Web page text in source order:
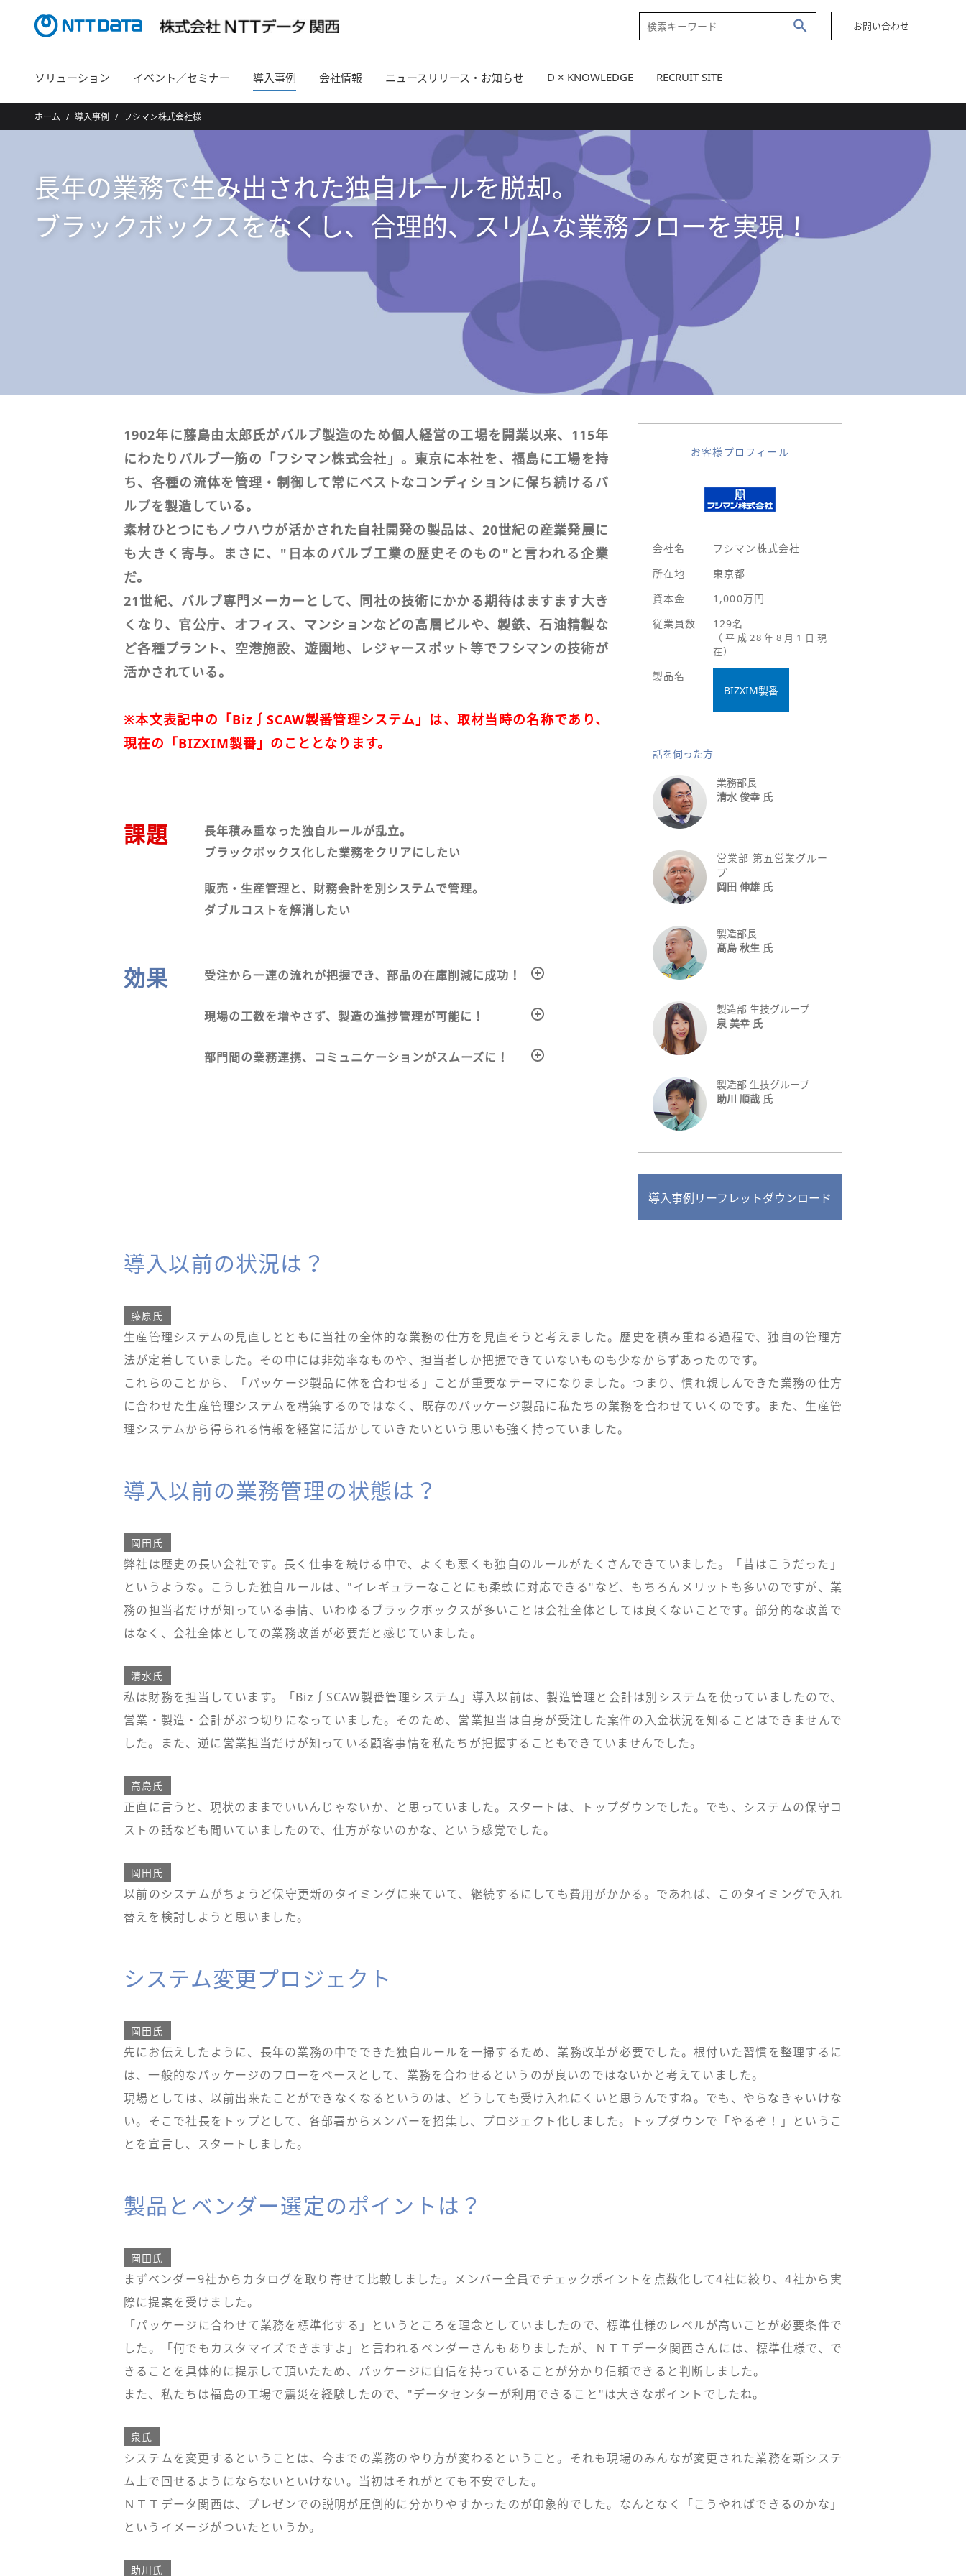
お問い合わせ
ソリューション イベント／セミナー 導入事例 会社情報 ニュースリリース・お知らせ D × KNOWLEDGE RECRUIT SITE
ホーム 導入事例 フシマン株式会社様
長年の業務で生み出された独自ルールを脱却。
ブラックボックスをなくし、合理的、スリムな業務フローを実現！
1902年に藤島由太郎氏がバルブ製造のため個人経営の工場を開業以来、115年
にわたりバルブ一筋の「フシマン株式会社」。東京に本社を、福島に工場を持
ち、各種の流体を管理・制御して常にベストなコンディションに保ち続けるバ
ルブを製造している。
素材ひとつにもノウハウが活かされた自社開発の製品は、20世紀の産業発展に
も大きく寄与。まさに、"日本のバルブ工業の歴史そのもの"と言われる企業
だ。
21世紀、バルブ専門メーカーとして、同社の技術にかかる期待はますます大き
くなり、官公庁、オフィス、マンションなどの高層ビルや、製鉄、石油精製な
ど各種プラント、空港施設、遊園地、レジャースポット等でフシマンの技術が
活かされている。
※本文表記中の「Biz∫SCAW製番管理システム」は、取材当時の名称であり、
現在の「BIZXIM製番」のこととなります。
課題
長年積み重なった独自ルールが乱立。
ブラックボックス化した業務をクリアにしたい
販売・生産管理と、財務会計を別システムで管理。
ダブルコストを解消したい
効果 受注から一連の流れが把握でき、部品の在庫削減に成功！
現場の工数を増やさず、製造の進捗管理が可能に！
部門間の業務連携、コミュニケーションがスムーズに！
お客様プロフィール
会社名
フシマン株式会社
所在地
東京都
資本金
1,000万円
従業員数
129名
（平成28年8月1日現
在）
製品名
BIZXIM製番
話を伺った方
業務部長
清水 俊幸 氏
営業部 第五営業グルー
プ
岡田 伸雄 氏
製造部長
髙島 秋生 氏
製造部 生技グループ
泉 美幸 氏
製造部 生技グループ
助川 順哉 氏
導入事例リーフレットダウンロード
導入以前の状況は？
藤原氏
生産管理システムの見直しとともに当社の全体的な業務の仕方を見直そうと考えました。歴史を積み重ねる過程で、独自の管理方
法が定着していました。その中には非効率なものや、担当者しか把握できていないものも少なからずあったのです。
これらのことから、「パッケージ製品に体を合わせる」ことが重要なテーマになりました。つまり、慣れ親しんできた業務の仕方
に合わせた生産管理システムを構築するのではなく、既存のパッケージ製品に私たちの業務を合わせていくのです。また、生産管
理システムから得られる情報を経営に活かしていきたいという思いも強く持っていました。
導入以前の業務管理の状態は？
岡田氏
弊社は歴史の長い会社です。長く仕事を続ける中で、よくも悪くも独自のルールがたくさんできていました。「昔はこうだった」
というような。こうした独自ルールは、"イレギュラーなことにも柔軟に対応できる"など、もちろんメリットも多いのですが、業
務の担当者だけが知っている事情、いわゆるブラックボックスが多いことは会社全体としては良くないことです。部分的な改善で
はなく、会社全体としての業務改善が必要だと感じていました。
清水氏
私は財務を担当しています。「Biz∫SCAW製番管理システム」導入以前は、製造管理と会計は別システムを使っていましたので、
営業・製造・会計がぶつ切りになっていました。そのため、営業担当は自身が受注した案件の入金状況を知ることはできませんで
した。また、逆に営業担当だけが知っている顧客事情を私たちが把握することもできていませんでした。
高島氏
正直に言うと、現状のままでいいんじゃないか、と思っていました。スタートは、トップダウンでした。でも、システムの保守コ
ストの話なども聞いていましたので、仕方がないのかな、という感覚でした。
岡田氏
以前のシステムがちょうど保守更新のタイミングに来ていて、継続するにしても費用がかかる。であれば、このタイミングで入れ
替えを検討しようと思いました。
システム変更プロジェクト
岡田氏
先にお伝えしたように、長年の業務の中でできた独自ルールを一掃するため、業務改革が必要でした。根付いた習慣を整理するに
は、一般的なパッケージのフローをベースとして、業務を合わせるというのが良いのではないかと考えていました。
現場としては、以前出来たことができなくなるというのは、どうしても受け入れにくいと思うんですね。でも、やらなきゃいけな
い。そこで社長をトップとして、各部署からメンバーを招集し、プロジェクト化しました。トップダウンで「やるぞ！」というこ
とを宣言し、スタートしました。
製品とベンダー選定のポイントは？
岡田氏
まずベンダー9社からカタログを取り寄せて比較しました。メンバー全員でチェックポイントを点数化して4社に絞り、4社から実
際に提案を受けました。
「パッケージに合わせて業務を標準化する」というところを理念としていましたので、標準仕様のレベルが高いことが必要条件で
した。「何でもカスタマイズできますよ」と言われるベンダーさんもありましたが、ＮＴＴデータ関西さんには、標準仕様で、で
きることを具体的に提示して頂いたため、パッケージに自信を持っていることが分かり信頼できると判断しました。
また、私たちは福島の工場で震災を経験したので、"データセンターが利用できること"は大きなポイントでしたね。
泉氏
システムを変更するということは、今までの業務のやり方が変わるということ。それも現場のみんなが変更された業務を新システ
ム上で回せるようにならないといけない。当初はそれがとても不安でした。
ＮＴＴデータ関西は、プレゼンでの説明が圧倒的に分かりやすかったのが印象的でした。なんとなく「こうやればできるのかな」
というイメージがついたというか。
助川氏